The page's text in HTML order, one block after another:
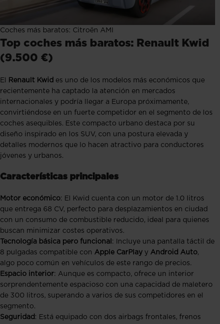
Coches más baratos: Citroën AMI
Top coches más baratos: Renault Kwid
(9.500 €)
El Renault Kwid es uno de los modelos más económicos que
recientemente ha captado la atención en mercados
internacionales y podría llegar a Europa próximamente,
convirtiéndose en un fuerte competidor en el segmento de los
coches asequibles. Este compacto urbano destaca por su
diseño inspirado en los SUV, con una postura elevada y
detalles modernos que lo hacen atractivo para conductores
jóvenes y urbanos.
Características principales
Motor económico: El Kwid cuenta con un motor de 1.0 litros
que entrega 68 CV, perfecto para desplazamientos en ciudad
con un consumo de combustible reducido, ideal para quienes
buscan minimizar costes operativos.
Tecnología básica pero funcional : Incluye una pantalla táctil de
8 pulgadas compatible con Apple CarPlay y Android Auto,
algo poco común en vehículos de este rango de precios.
Espacio interior: Aunque es compacto, ofrece un interior
sorprendentemente espacioso con una capacidad de maletero
de 300 litros, superando a varios de sus competidores en el
segmento.
Seguridad : Está equipado con dos airbags frontales, frenos